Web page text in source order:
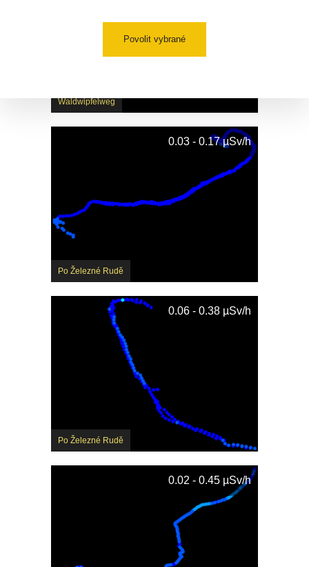
Waldwipfelweg
Po Železné Rudě
0.03 - 0.17 µSv/h
Po Železné Rudě
0.06 - 0.38 µSv/h
0.02 - 0.45 µSv/h
Povolit vybrané